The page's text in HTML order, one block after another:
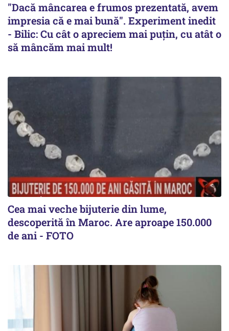
"Dacă mâncarea e frumos prezentată, avem
impresia că e mai bună". Experiment inedit
- Bilic: Cu cât o apreciem mai puțin, cu atât o
să mâncăm mai mult!
Cea mai veche bijuterie din lume,
descoperită în Maroc. Are aproape 150.000
de ani - FOTO